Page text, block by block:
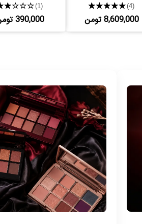
★★★★★(4)
8,609,000 تومن
(1)
390,000 تومن